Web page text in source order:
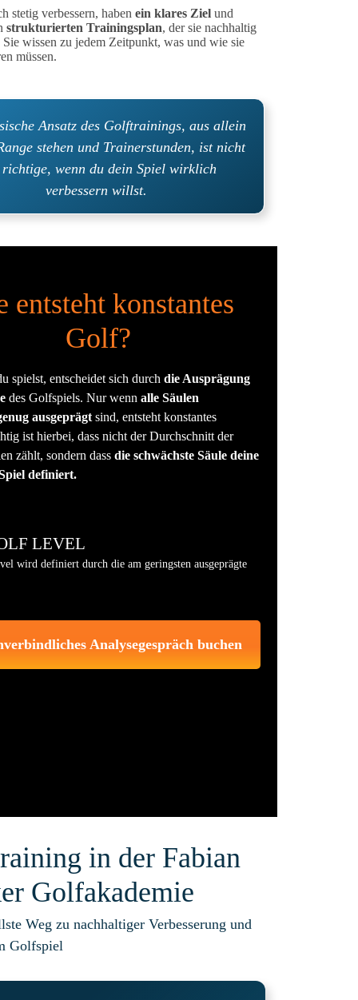
stetig verbessern, haben ein klares Zielund
strukturierten Trainingsplan, der sie nachhaltig
Sie wissen zu jedem Zeitpunkt, was und wie sie
müssen.
Ansatz des Golftrainings, aus allein
stehen und Trainerstunden, ist nicht
wenn du dein Spiel wirklich
verbessern willst.
entsteht konstantes
Golf?
spielst, entscheidet sich durch die Ausprägung
des Golfspiels. Nur wenn alle Säulen
ausgeprägtsind, entsteht konstantes
ist hierbei, dass nicht der Durchschnitt der
zählt, sondern dass die schwächste Säule deine
definiert.
LEVEL
wird definiert durch die am geringsten ausgeprägte
Analysegespräch buchen
in der Fabian
Golfakademie
Weg zu nachhaltiger Verbesserung und
Golfspiel